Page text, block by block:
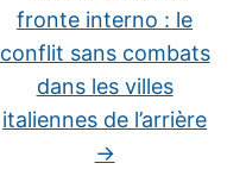
fronte interno : le
conflit sans combats
dans les villes
italiennes de l’arrière
→